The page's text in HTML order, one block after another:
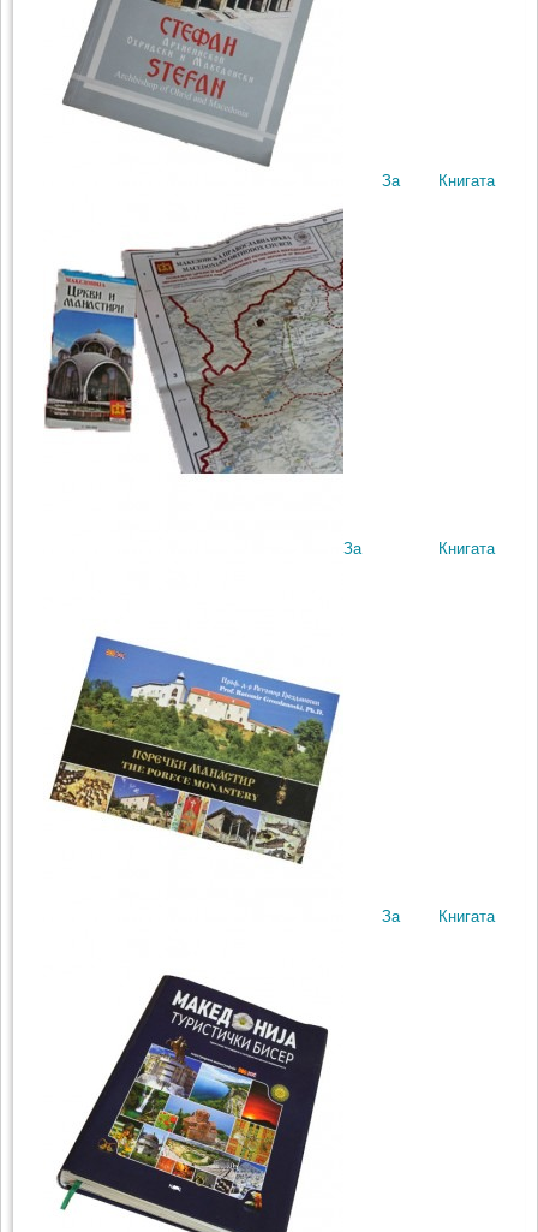
За Книгата
За Книгата
За Книгата